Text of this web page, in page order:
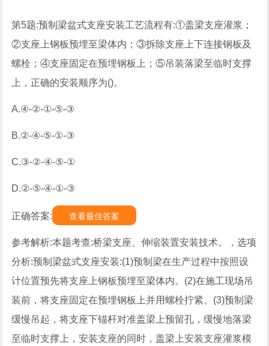
第5题:预制梁盆式支座安装工艺流程有:①盖梁支座灌浆；
②支座上钢板预埋至梁体内；③拆除支座上下连接钢板及
螺栓；④支座固定在预埋钢板上；⑤吊装落梁至临时支撑
上，正确的安装顺序为()。
A.④-②-①-⑤-③
B.②-④-⑤-①-③
C.③-②-④-⑤-①
D.②-⑤-④-①-③
正确答案: 查看最佳答案
参考解析:本题考查:桥梁支座、伸缩装置安装技术。，选项
分析:预制梁盆式支座安装:(1)预制梁在生产过程中按照设
计位置预先将支座上钢板预埋至梁体内。(2)在施工现场吊
装前，将支座固定在预埋钢板上并用螺栓拧紧。(3)预制梁
缓慢吊起，将支座下锚杆对准盖梁上预留孔，缓慢地落梁
至临时支撑上，安装支座的同时，盖梁上安装支座灌浆模